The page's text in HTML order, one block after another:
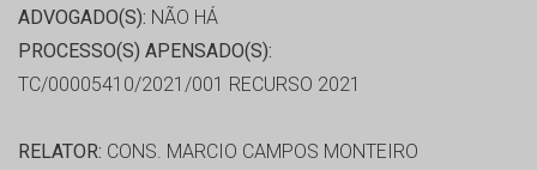
ADVOGADO(S): NÃO HÁ
PROCESSO(S) APENSADO(S):
TC/00005410/2021/001 RECURSO 2021
RELATOR: CONS. MARCIO CAMPOS MONTEIRO